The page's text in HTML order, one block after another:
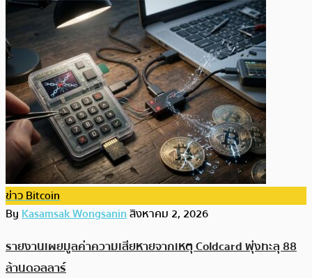
ข่าว Bitcoin
ByKasamsak Wongsaninสิงหาคม 2, 2026
รายงานเผยมูลค่าความเสียหายจากเหตุ Coldcard พุ่งทะลุ 88
ล้านดอลลาร์